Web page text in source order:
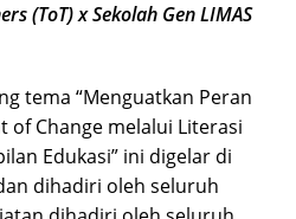
(ToT) x Sekolah Gen LIMAS
tema “Menguatkan Peran
of Change melalui Literasi
Edukasi” ini digelar di
dihadiri oleh seluruh